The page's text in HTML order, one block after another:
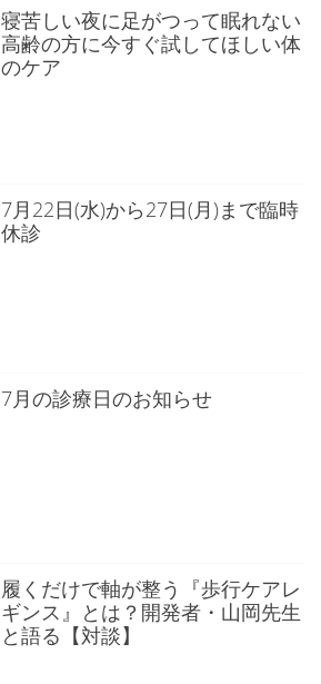
寝苦しい夜に足がつって眠れない
高齢の方に今すぐ試してほしい体
のケア
7月22日(水)から27日(月)まで臨時
休診
7月の診療日のお知らせ
履くだけで軸が整う『歩行ケアレ
ギンス』とは？開発者・山岡先生
と語る【対談】